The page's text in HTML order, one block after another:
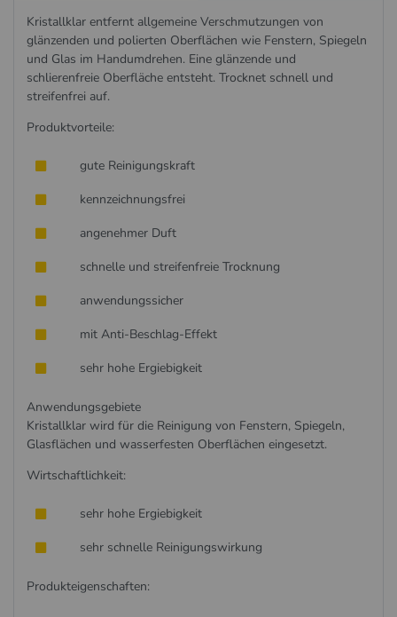
Kristallklar entfernt allgemeine Verschmutzungen von
glänzenden und polierten Oberflächen wie Fenstern, Spiegeln
und Glas im Handumdrehen. Eine glänzende und
schlierenfreie Oberfläche entsteht. Trocknet schnell und
streifenfrei auf.
Produktvorteile:
gute Reinigungskraft
kennzeichnungsfrei
angenehmer Duft
schnelle und streifenfreie Trocknung
anwendungssicher
mit Anti-Beschlag-Effekt
sehr hohe Ergiebigkeit
Anwendungsgebiete
Kristallklar wird für die Reinigung von Fenstern, Spiegeln,
Glasflächen und wasserfesten Oberflächen eingesetzt.
Wirtschaftlichkeit:
sehr hohe Ergiebigkeit
sehr schnelle Reinigungswirkung
Produkteigenschaften: